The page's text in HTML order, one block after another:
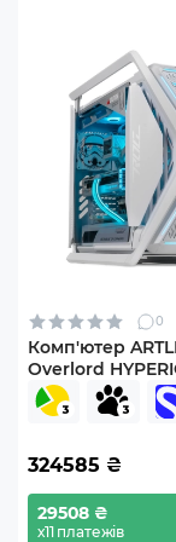
0
Комп'ютер
Overlord
Windows 11 Pro
324585 ₴
29508 ₴
х11 платежів